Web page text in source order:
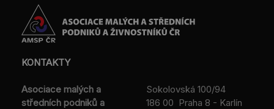
KONTAKTY
Asociace malých a
středních podniků a
Sokolovská 100/94
186 00 Praha 8 - Karlín